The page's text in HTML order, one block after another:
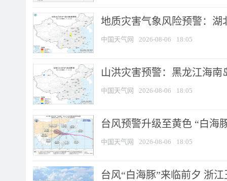
地质灾害气象风险预警：湖
中国天气网 2026-08-06 18:05
山洪灾害预警：黑龙江海
中国天气网 2026-08-06 18:05
台风预警升级至黄色 “白海
中国天气网 2026-08-06 18:05
台风“白海豚”来临前夕 浙